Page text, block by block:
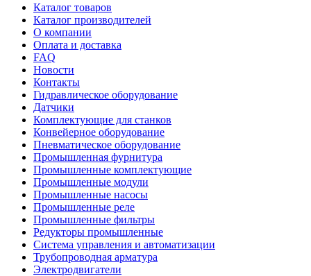
Каталог товаров
Каталог производителей
О компании
Оплата и доставка
FAQ
Новости
Контакты
Гидравлическое оборудование
Датчики
Комплектующие для станков
Конвейерное оборудование
Пневматическое оборудование
Промышленная фурнитура
Промышленные комплектующие
Промышленные модули
Промышленные насосы
Промышленные реле
Промышленные фильтры
Редукторы промышленные
Система управления и автоматизации
Трубопроводная арматура
Электродвигатели